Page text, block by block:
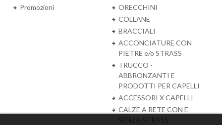
Promozioni
ORECCHINI
COLLANE
BRACCIALI
ACCONCIATURE CON
PIETRE e/o STRASS
TRUCCO -
ABBRONZANTI E
PRODOTTI PER CAPELLI
ACCESSORI X CAPELLI
CALZE A RETE CON E